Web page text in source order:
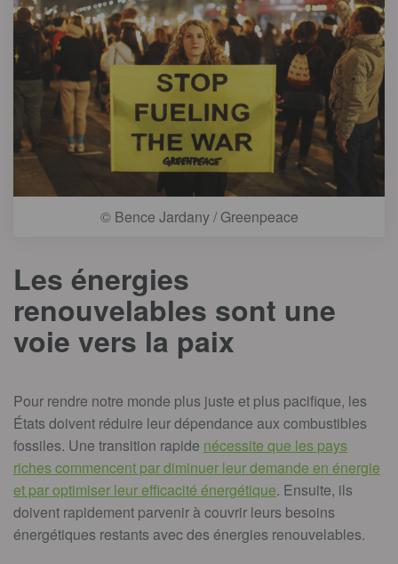
© Bence Jardany / Greenpeace
Les énergies
renouvelables sont une
voie vers la paix
Pour rendre notre monde plus juste et plus pacifique, les
États doivent réduire leur dépendance aux combustibles
fossiles. Une transition rapide nécessite que les pays
riches commencent par diminuer leur demande en énergie
et par optimiser leur efficacité énergétique. Ensuite, ils
doivent rapidement parvenir à couvrir leurs besoins
énergétiques restants avec des énergies renouvelables.